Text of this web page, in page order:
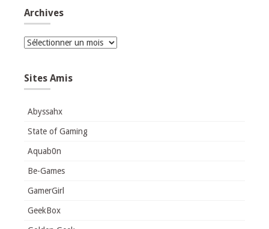
Archives
Archives
Sites Amis
Abyssahx
State of Gaming
Aquab0n
Be-Games
GamerGirl
GeekBox